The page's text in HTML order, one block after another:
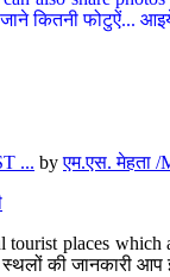
कितनी फोटुऐं...
... byएम.एस. मेहता /
places
स्थलों की